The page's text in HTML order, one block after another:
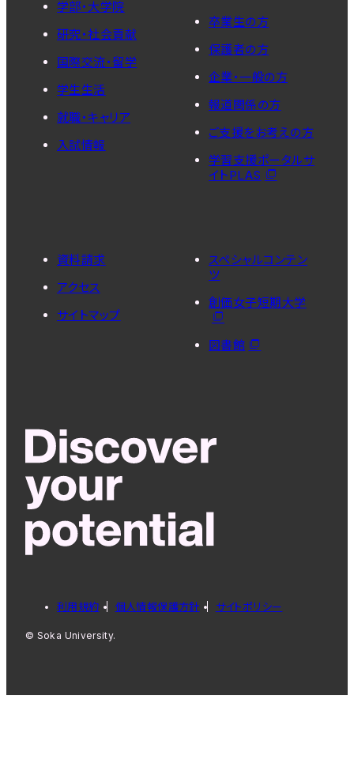
学部・大学院
研究・社会貢献
国際交流・留学
学生生活
就職・キャリア
入試情報
卒業生の方
保護者の方
企業・一般の方
報道関係の方
ご支援をお考えの方
学習支援ポータルサ
イトPLAS
資料請求
アクセス
サイトマップ
スペシャルコンテン
ツ
創価女子短期大学
図書館
利用規約 個人情報保護方針 サイトポリシー
© Soka University.